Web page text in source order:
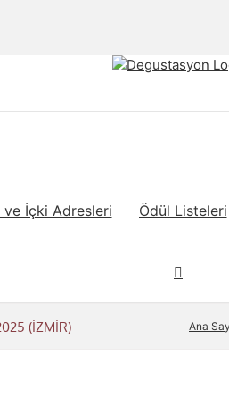
ve İçki Adresleri Ödül Listeleri
(İZMİR) Ana